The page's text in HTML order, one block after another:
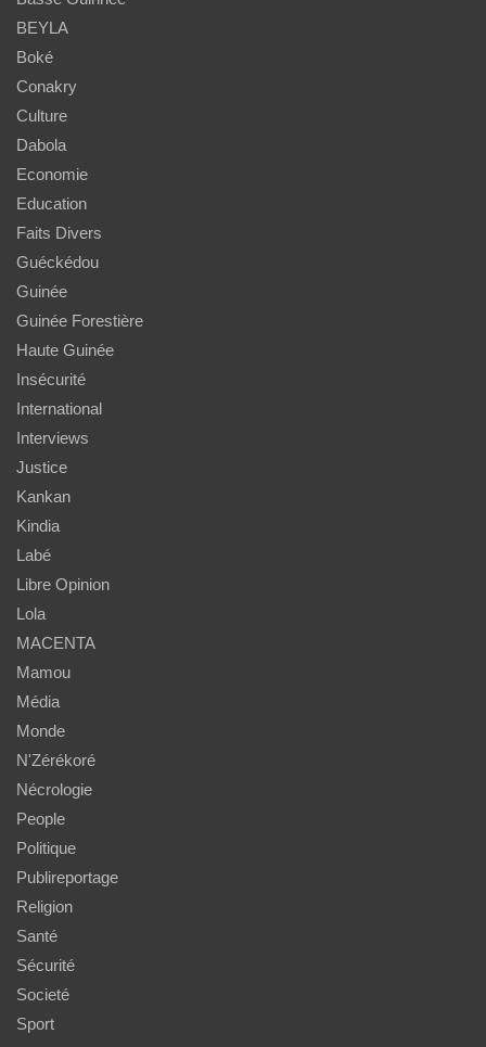
BEYLA
Boké
Conakry
Culture
Dabola
Economie
Education
Faits Divers
Guéckédou
Guinée
Guinée Forestière
Haute Guinée
Insécurité
International
Interviews
Justice
Kankan
Kindia
Labé
Libre Opinion
Lola
MACENTA
Mamou
Média
Monde
N'Zérékoré
Nécrologie
People
Politique
Publireportage
Religion
Santé
Sécurité
Societé
Sport